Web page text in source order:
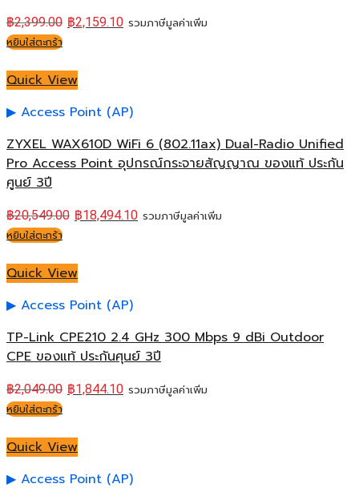
฿2,399.00 ฿2,159.10 รวมภาษีมูลค่าเพิ่ม
หยิบใส่ตะกร้า
Quick View
Access Point (AP)
ZYXEL WAX610D WiFi 6 (802.11ax) Dual-Radio Unified
Pro Access Point อุปกรณ์กระจายสัญญาณ ของแท้ ประกัน
ศูนย์ 3ปี
฿20,549.00 ฿18,494.10 รวมภาษีมูลค่าเพิ่ม
หยิบใส่ตะกร้า
Quick View
Access Point (AP)
TP-Link CPE210 2.4 GHz 300 Mbps 9 dBi Outdoor
CPE ของแท้ ประกันศุนย์ 3ปี
฿2,049.00 ฿1,844.10 รวมภาษีมูลค่าเพิ่ม
หยิบใส่ตะกร้า
Quick View
Access Point (AP)